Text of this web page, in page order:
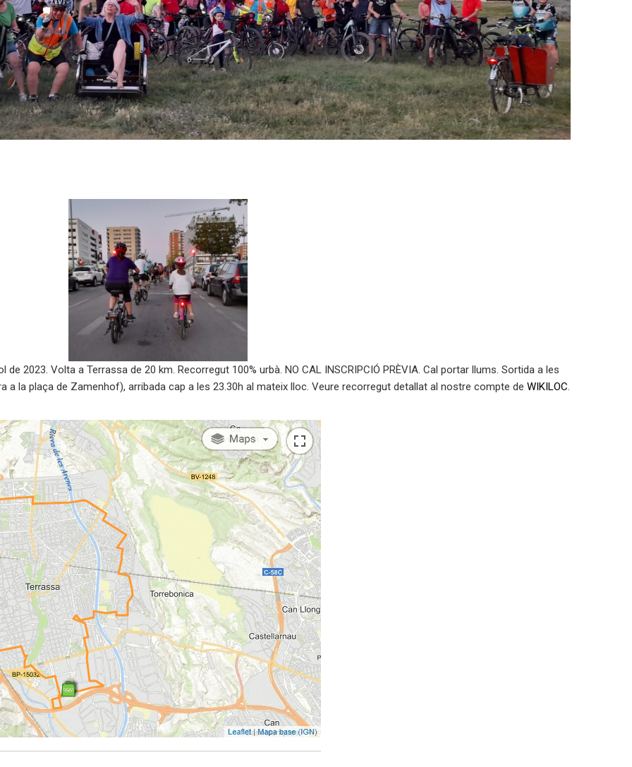
de 2023. Volta a Terrassa de 20 km. Recorregut 100% urbà. NO CAL INSCRIPCIÓ PRÈVIA. Cal portar llums. Sortida a les
a la plaça de Zamenhof), arribada cap a les 23.30h al mateix lloc. Veure recorregut detallat al nostre compte de WIKILOC